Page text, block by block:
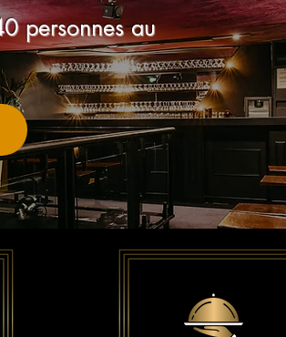
personnes au